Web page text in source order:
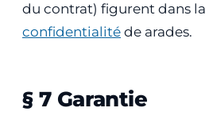
du contrat) figurent dans la
confidentialité de arades.
§ 7 Garantie